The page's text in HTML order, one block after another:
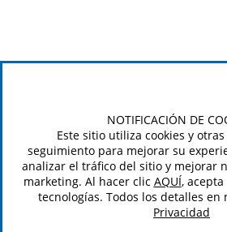
NOTIFICACIÓN DE
Este sitio utiliza cookies y
seguimiento para mejorar su
analizar el tráfico del sitio y mejorar
marketing. Al hacer clic AQUÍ,
tecnologías. Todos los detalles en
Privacidad